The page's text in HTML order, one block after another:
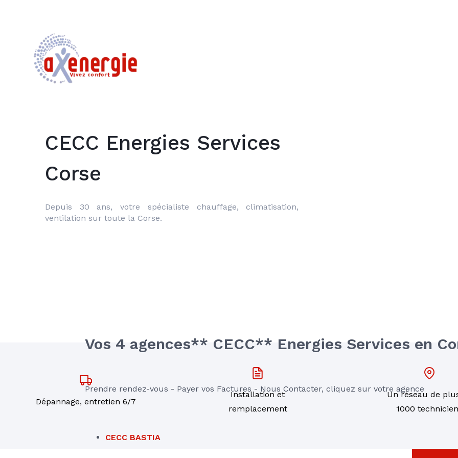
CECC Energies Services
Corse
Depuis 30 ans, votre spécialiste chauffage, climatisation,
ventilation sur toute la Corse.
Vos 4 agences** CECC** Energies Services en
Prendre rendez-vous - Payer vos Factures - Nous Contacter, cliquez sur votre agence
CECC BASTIA
Dépannage, entretien 6/7
Installation et
remplacement
Un réseau de
1000